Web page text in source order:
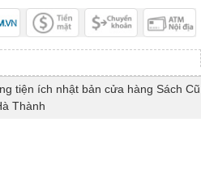
tiện ích nhật bản cửa hàng Sách Cũ
Thành